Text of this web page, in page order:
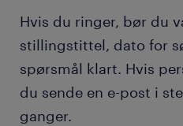
Hvis du ringer, bør du
stillingstittel, dato for
spørsmål klart. Hvis
du sende en e-post i
ganger.